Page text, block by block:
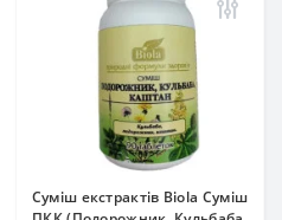
Суміш екстрактів Biola Суміш